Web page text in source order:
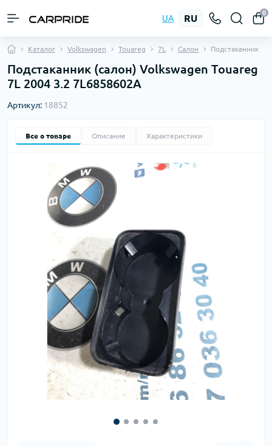
UA RU
0
Каталог Volkswagen Touareg 7L Салон Подстаканник
Подстаканник (салон) Volkswagen Touareg
7L 2004 3.2 7L6858602A
Артикул: 18852
Все о товаре Описание Характеристики